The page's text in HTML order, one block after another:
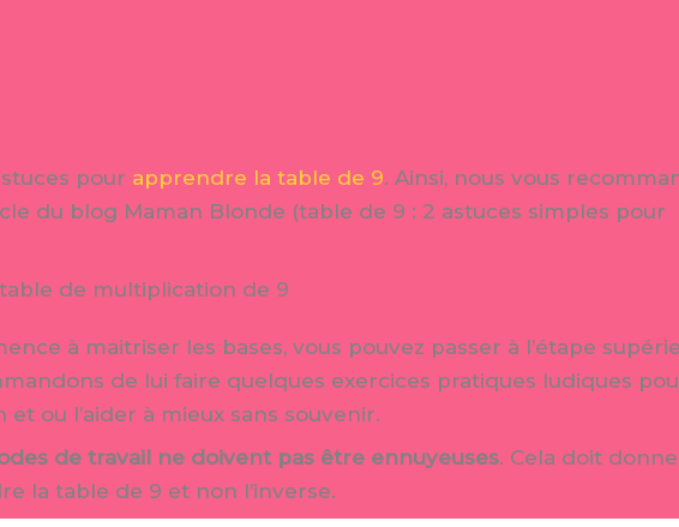
pour apprendre la table de 9. Ainsi, nous vous
du blog Maman Blonde (table de 9 : 2 astuces simples pour
de multiplication de 9
à maitriser les bases, vous pouvez passer à l’étape
de lui faire quelques exercices pratiques ludiques
ou l’aider à mieux sans souvenir.
de travail ne doivent pas être ennuyeuses. Cela doit
la table de 9 et non l’inverse.